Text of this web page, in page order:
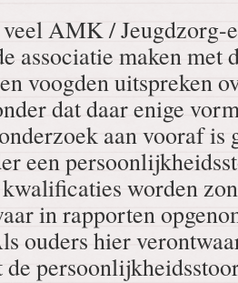
AMK / Jeugdzorg-
associatie maken met
voogden uitspreken
dat daar enige
aan vooraf is
een
worden
in rapporten
ouders hier
de